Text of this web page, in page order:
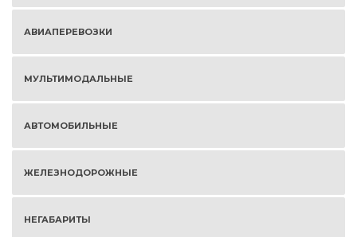
АВИАПЕРЕВОЗКИ
МУЛЬТИМОДАЛЬНЫЕ
АВТОМОБИЛЬНЫЕ
ЖЕЛЕЗНОДОРОЖНЫЕ
НЕГАБАРИТЫ